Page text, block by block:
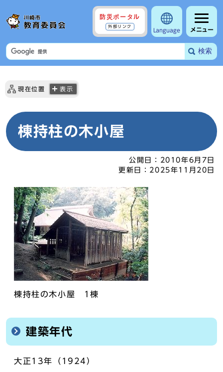
防災ポータル
外部リンク
Language メニュー
検索
現在位置 表示
棟持柱の木小屋
公開日：
2010年6月7日
更新日： 2025年11月20日
棟持柱の木小屋 1棟
建築年代
大正13年（1924）